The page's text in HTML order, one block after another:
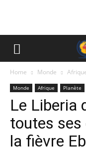
Home Monde
Monde Afrique Planète
Le Liberia
toutes ses
la fièvre